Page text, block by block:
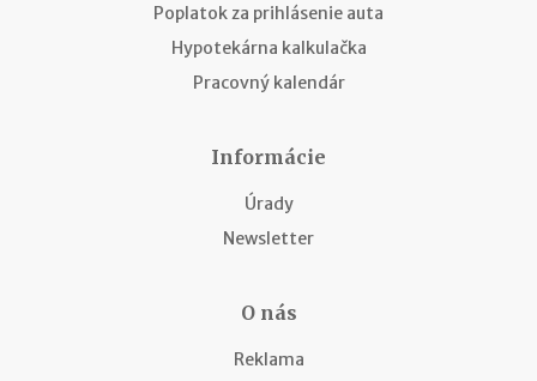
Poplatok za prihlásenie auta
Hypotekárna kalkulačka
Pracovný kalendár
Informácie
Úrady
Newsletter
O nás
Reklama